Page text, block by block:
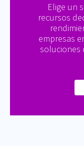
Elige un
recursos
empresas
soluciones